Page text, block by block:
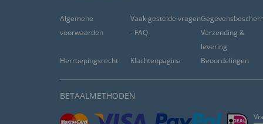
nuttig ( niet nuttig ( 0)
Klaus K . door 27.01.2023
nuttig (0) niet nuttig (
Algemene
voorwaarden
Vaak gestelde vragen
- FAQ
Verzending &
levering
Herroepingsrecht
Klachtenpagina Beoordelingen
BETAALMETHODEN